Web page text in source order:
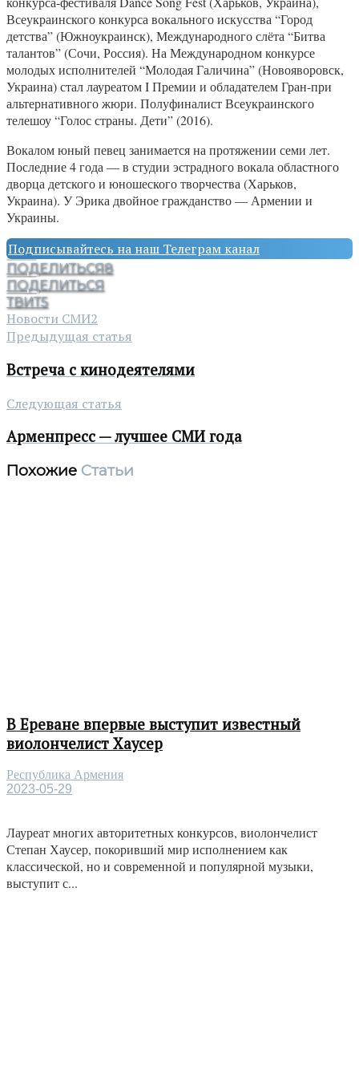
Всеукраинского конкурса вокального искусства “Город
детства” (Южноукраинск), Международного слёта “Битва
талантов” (Сочи, Россия). На Международном конкурсе
молодых исполнителей “Молодая Галичина” (Новояворовск,
Украина) стал лауреатом I Премии и обладателем Гран-при
альтернативного жюри. Полуфиналист Всеукраинского
телешоу “Голос страны. Дети” (2016).
Вокалом юный певец занимается на протяжении семи лет.
Последние 4 года — в студии эстрадного вокала областного
дворца детского и юношеского творчества (Харьков,
Украина). У Эрика двойное гражданство — Армении и
Украины.
Подписывайтесь на наш Телеграм канал
ПОДЕЛИТЬСЯ8
ПОДЕЛИТЬСЯ
ТВИТ5
Новости СМИ2
Предыдущая статья
Встреча с кинодеятелями
Следующая статья
Арменпресс — лучшее СМИ года
Похожие Статьи
В Ереване впервые выступит известный
виолончелист Хаусер
Республика Армения
2023-05-29
Лауреат многих авторитетных конкурсов, виолончелист
Степан Хаусер, покоривший мир исполнением как
классической, но и современной и популярной музыки,
выступит с...